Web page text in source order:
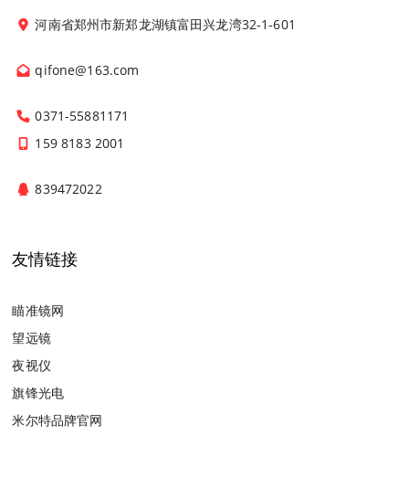
河南省郑州市新郑龙湖镇富田兴龙湾32-1-601
qifone@163.com
0371-55881171
159 8183 2001
839472022
友情链接
瞄准镜网
望远镜
夜视仪
旗锋光电
米尔特品牌官网